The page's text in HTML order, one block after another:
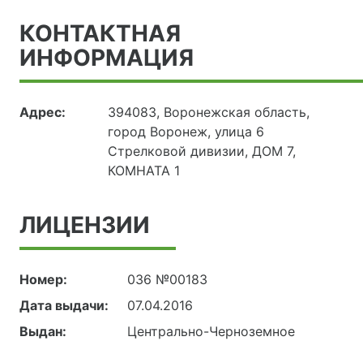
КОНТАКТНАЯ
ИНФОРМАЦИЯ
Адрес:
394083, Воронежская область,
город Воронеж, улица 6
Стрелковой дивизии, ДОМ 7,
КОМНАТА 1
ЛИЦЕНЗИИ
Номер:
036 №00183
Дата выдачи:
07.04.2016
Выдан:
Центрально-Черноземное